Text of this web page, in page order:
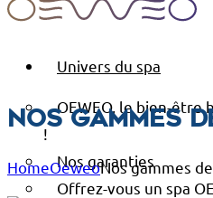
Univers du spa
OEWEO, le bien-être
!
Nos garanties
Offrez-vous un spa
Nos gammes
HomeOeweoNos gammes